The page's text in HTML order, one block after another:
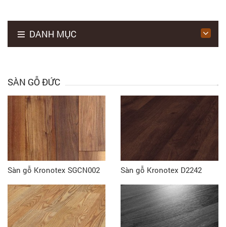
DANH MỤC
SÀN GỖ ĐỨC
Sàn gỗ Kronotex SGCN002 Sàn gỗ Kronotex D2242